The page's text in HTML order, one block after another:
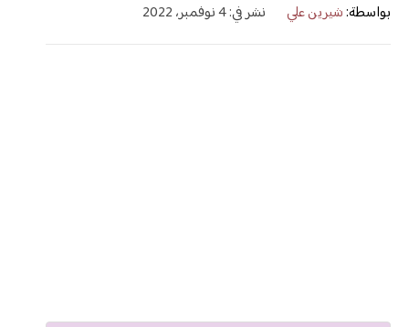
بواسطة:شيرين علي نشر في: 4 نوفمبر، 2022